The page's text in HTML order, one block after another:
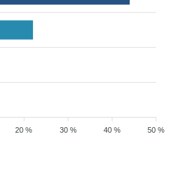
50 %
40 %
30 %
20 %